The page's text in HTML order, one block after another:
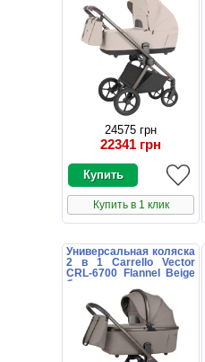
24575 грн
22341 грн
Купить в 1 клик
Универсальная коляска
2 в 1 Carrello Vector
CRL-6700 Flannel Beige
бежевая с дождевиком